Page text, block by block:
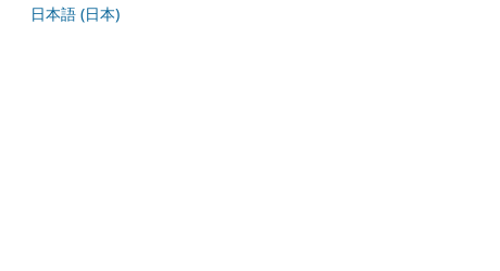
日本語 (日本)